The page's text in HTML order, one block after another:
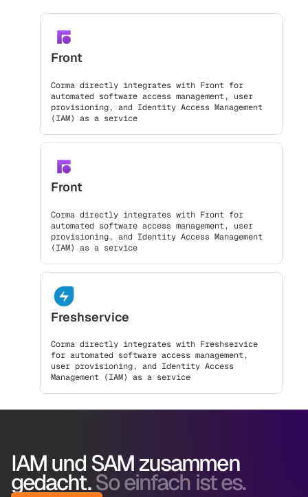
Front
Corma directly integrates with Front for
automated software access management, user
provisioning, and Identity Access Management
(IAM) as a service
Front
Corma directly integrates with Front for
automated software access management, user
provisioning, and Identity Access Management
(IAM) as a service
Freshservice
Corma directly integrates with Freshservice
for automated software access management,
user provisioning, and Identity Access
Management (IAM) as a service
IAM und SAM zusammen
gedacht.So einfach ist es.